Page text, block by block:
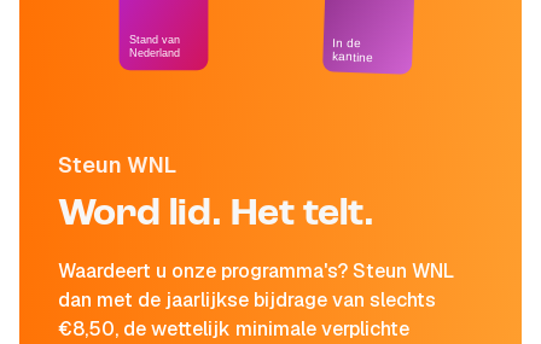
Steun WNL
Word lid. Het telt.
Waardeert u onze programma's? Steun WNL
dan met de jaarlijkse bijdrage van slechts
€8,50, de wettelijk minimale verplichte
Stand van
Nederland
In de
kantine